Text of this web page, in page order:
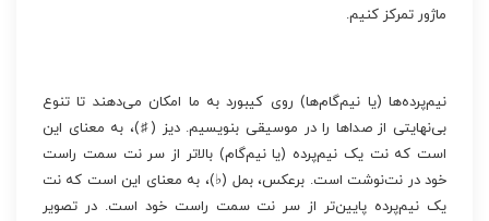
ماژور تمرکز کنیم.
نیم‌پرده‌ها (یا نیم‌گام‌ها) روی کیبورد به ما امکان می‌دهند تا تنوع
بی‌نهایتی از صداها را در موسیقی بنویسیم. دیز (♯)، به معنای این
است که نت یک نیم‌پرده (یا نیم‌گام) بالاتر از سر نت سمت راست
خود در نت‌نوشت است. برعکس، بمل (♭)، به معنای این است که نت
یک نیم‌پرده پایین‌تر از سر نت سمت راست خود است. در تصویر